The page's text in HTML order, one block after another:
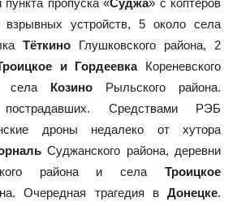
пункта пропуска «Суджа» с коптеров
устройств, 5 около села
Тёткино Глушковского района, 2
и ГордеевкаКореневского
села КозиноРыльского района.
Средствами РЭБ
дроны недалеко от хутора
Суджанского района, деревни
района и села Троицкое
Очередная трагедия в Донецке.